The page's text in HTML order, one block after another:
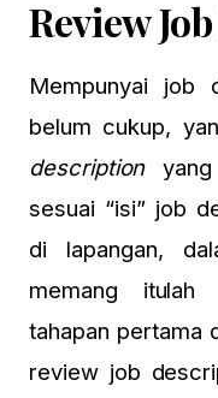
Review
Mempunyai job
belum cukup,
descriptionyang
sesuai “isi” job
di lapangan,
memang itulah
tahapan pertama
review job